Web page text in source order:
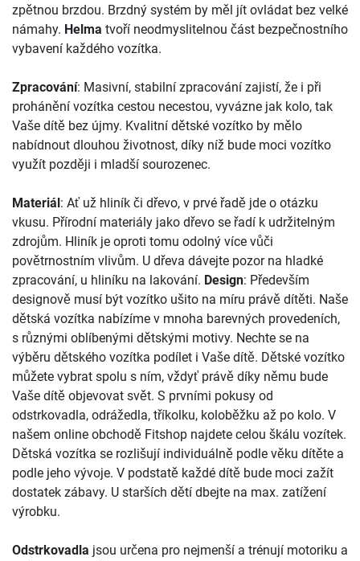
zpětnou brzdou. Brzdný systém by měl jít ovládat bez velké
námahy. Helma tvoří neodmyslitelnou část bezpečnostního
vybavení každého vozítka.
Zpracování: Masivní, stabilní zpracování zajistí, že i při
prohánění vozítka cestou necestou, vyvázne jak kolo, tak
Vaše dítě bez újmy. Kvalitní dětské vozítko by mělo
nabídnout dlouhou životnost, díky níž bude moci vozítko
využít později i mladší sourozenec.
Materiál : Ať už hliník či dřevo, v prvé řadě jde o otázku
vkusu. Přírodní materiály jako dřevo se řadí k udržitelným
zdrojům. Hliník je oproti tomu odolný více vůči
povětrnostním vlivům. U dřeva dávejte pozor na hladké
zpracování, u hliníku na lakování. Design: Především
designově musí být vozítko ušito na míru právě dítěti. Naše
dětská vozítka nabízíme v mnoha barevných provedeních,
s různými oblíbenými dětskými motivy. Nechte se na
výběru dětského vozítka podílet i Vaše dítě. Dětské vozítko
můžete vybrat spolu s ním, vždyť právě díky němu bude
Vaše dítě objevovat svět. S prvními pokusy od
odstrkovadla, odrážedla, tříkolku, koloběžku až po kolo. V
našem online obchodě Fitshop najdete celou škálu vozítek.
Dětská vozítka se rozlišují individuálně podle věku dítěte a
podle jeho vývoje. V podstatě každé dítě bude moci zažít
dostatek zábavy. U starších dětí dbejte na max. zatížení
výrobku.
Odstrkovadla jsou určena pro nejmenší a trénují motoriku a